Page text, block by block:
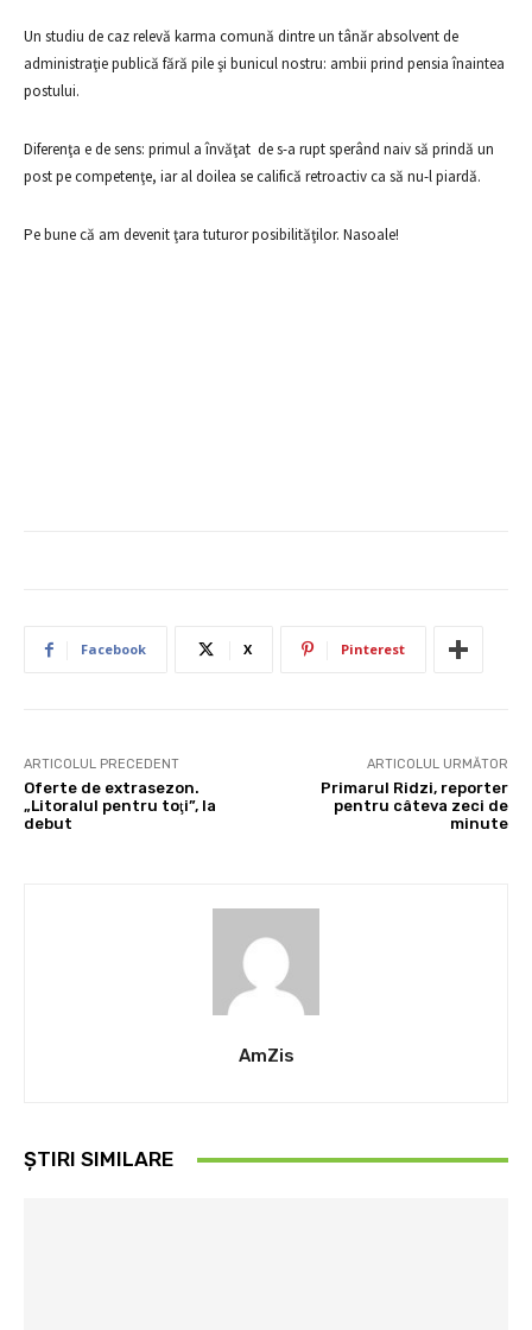
Un studiu de caz relevă karma comună dintre un tânăr absolvent de
administraţie publică fără pile şi bunicul nostru: ambii prind pensia înaintea
postului.
Diferenţa e de sens: primul a învăţat de s-a rupt sperând naiv să prindă un
post pe competenţe, iar al doilea se califică retroactiv ca să nu-l piardă.
Pe bune că am devenit ţara tuturor posibilităţilor. Nasoale!
Facebook X Pinterest
ARTICOLUL PRECEDENT
Oferte de extrasezon.
„Litoralul pentru toţi”, la
debut
ARTICOLUL URMĂTOR
Primarul Ridzi, reporter
pentru câteva zeci de
minute
AmZis
ȘTIRI SIMILARE